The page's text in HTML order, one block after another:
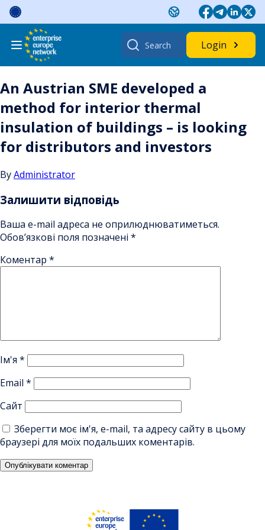
Skip
content
Search
for:
Login
An Austrian SME developed a
method for interior thermal
insulation of buildings – is looking
for distributors and investors
ByAdministrator
Залишити відповідь
Ваша e-mail адреса не оприлюднюватиметься.
Обов’язкові поля позначені *
Коментар *
Ім'я *
Email *
Сайт
Зберегти моє ім'я, e-mail, та адресу сайту в цьому
браузері для моїх подальших коментарів.